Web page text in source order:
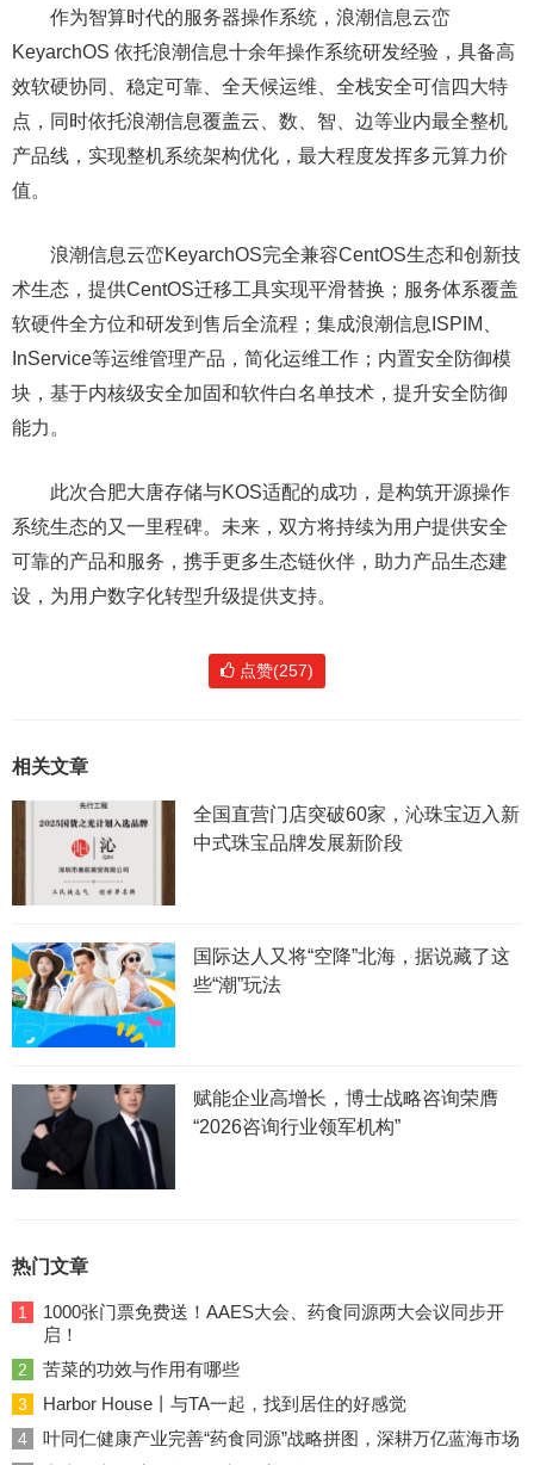
作为智算时代的服务器操作系统，浪潮信息云峦
KeyarchOS 依托浪潮信息十余年操作系统研发经验，具备高
效软硬协同、稳定可靠、全天候运维、全栈安全可信四大特
点，同时依托浪潮信息覆盖云、数、智、边等业内最全整机
产品线，实现整机系统架构优化，最大程度发挥多元算力价
值。
浪潮信息云峦KeyarchOS完全兼容CentOS生态和创新技
术生态，提供CentOS迁移工具实现平滑替换；服务体系覆盖
软硬件全方位和研发到售后全流程；集成浪潮信息ISPIM、
InService等运维管理产品，简化运维工作；内置安全防御模
块，基于内核级安全加固和软件白名单技术，提升安全防御
能力。
此次合肥大唐存储与KOS适配的成功，是构筑开源操作
系统生态的又一里程碑。未来，双方将持续为用户提供安全
可靠的产品和服务，携手更多生态链伙伴，助力产品生态建
设，为用户数字化转型升级提供支持。
点赞(257)
相关文章
全国直营门店突破60家，沁珠宝迈入新
中式珠宝品牌发展新阶段
国际达人又将“空降”北海，据说藏了这
些“潮”玩法
赋能企业高增长，博士战略咨询荣膺
“2026咨询行业领军机构”
热门文章
1
1000张门票免费送！AAES大会、药食同源两大会议同步开
启！
2 苦菜的功效与作用有哪些
3 Harbor House丨与TA一起，找到居住的好感觉
4 叶同仁健康产业完善“药食同源”战略拼图，深耕万亿蓝海市场